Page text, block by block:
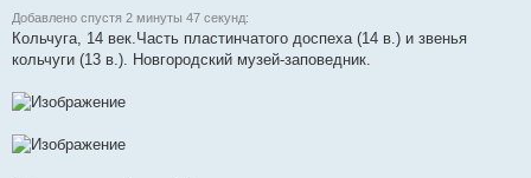
Добавлено спустя 2 минуты 47 секунд:
Кольчуга, 14 век.Часть пластинчатого доспеха (14 в.) и звенья
кольчуги (13 в.). Новгородский музей-заповедник.